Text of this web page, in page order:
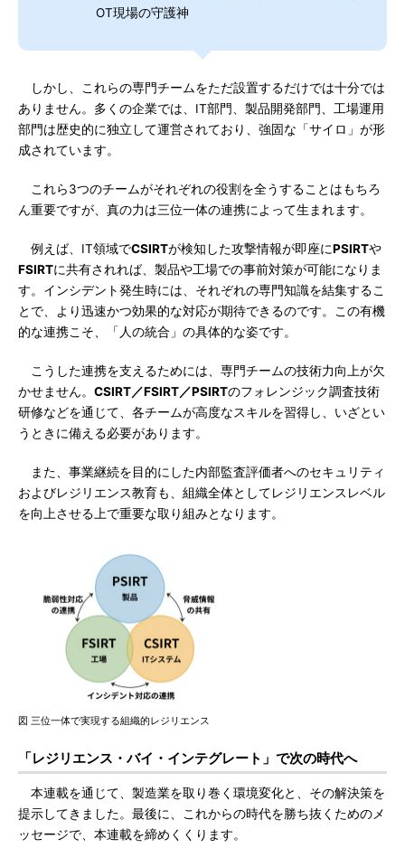
OT現場の守護神
しかし、これらの専門チームをただ設置するだけでは十分では
ありません。多くの企業では、IT部門、製品開発部門、工場運用
部門は歴史的に独立して運営されており、強固な「サイロ」が形
成されています。
これら3つのチームがそれぞれの役割を全うすることはもちろ
ん重要ですが、真の力は三位一体の連携によって生まれます。
例えば、IT領域でCSIRTが検知した攻撃情報が即座にPSIRTや
FSIRTに共有されれば、製品や工場での事前対策が可能になりま
す。インシデント発生時には、それぞれの専門知識を結集するこ
とで、より迅速かつ効果的な対応が期待できるのです。この有機
的な連携こそ、「人の統合」の具体的な姿です。
こうした連携を支えるためには、専門チームの技術力向上が欠
かせません。 CSIRT／FSIRT／PSIRTのフォレンジック調査技術
研修などを通じて、各チームが高度なスキルを習得し、いざとい
うときに備える必要があります。
また、事業継続を目的にした内部監査評価者へのセキュリティ
およびレジリエンス教育も、組織全体としてレジリエンスレベル
を向上させる上で重要な取り組みとなります。
図 三位一体で実現する組織的レジリエンス
「レジリエンス・バイ・インテグレート」で次の時代へ
本連載を通じて、製造業を取り巻く環境変化と、その解決策を
提示してきました。最後に、これからの時代を勝ち抜くためのメ
ッセージで、本連載を締めくくります。